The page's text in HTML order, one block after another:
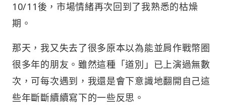
10/11後，市場情緒再次回到了我熟悉的枯燥
期。
那天，我又失去了很多原本以為能並肩作戰幣圈
很多年的朋友。雖然這種「道別」已上演過無數
次，可每次遇到，我還是會下意識地翻開自己這
些年斷斷續續寫下的一些反思。